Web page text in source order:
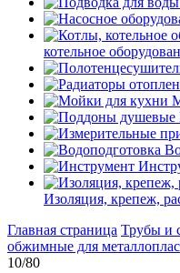
котельное
Изоляция, крепеж,
Главная страница Трубы и
обжимные для
10/80